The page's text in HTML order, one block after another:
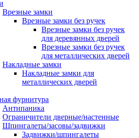
Врезные замки
Врезные замки без ручек
Врезные замки без ручек
для деревянных дверей
Врезные замки без ручек
для металлических дверей
Накладные замки
Накладные замки для
металлических дверей
фурнитура
Антипаника
Ограничители дверные/настенные
Шпингалеты/засовы/задвижки
Задвижки/шпингалеты